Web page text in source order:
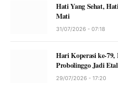
Hati Yang Sehat,
Mati
31/07/2026 - 07:18
Hari Koperasi ke-
Probolinggo Jadi
29/07/2026 - 17:20